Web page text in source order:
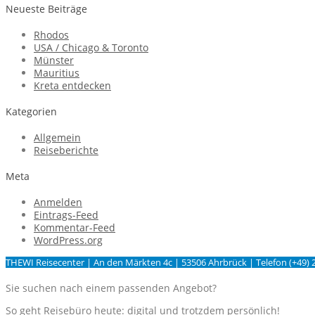
Neueste Beiträge
Rhodos
USA / Chicago & Toronto
Münster
Mauritius
Kreta entdecken
Kategorien
Allgemein
Reiseberichte
Meta
Anmelden
Eintrags-Feed
Kommentar-Feed
WordPress.org
THEWI Reisecenter | An den Märkten 4c | 53506 Ahrbrück | Telefon
Sie suchen nach einem passenden Angebot?
So geht Reisebüro heute: digital und trotzdem persönlich!